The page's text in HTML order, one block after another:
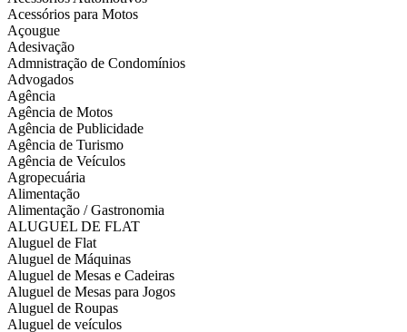
Acessórios para Motos
Açougue
Adesivação
Admnistração de Condomínios
Advogados
Agência
Agência de Motos
Agência de Publicidade
Agência de Turismo
Agência de Veículos
Agropecuária
Alimentação
Alimentação / Gastronomia
ALUGUEL DE FLAT
Aluguel de Flat
Aluguel de Máquinas
Aluguel de Mesas e Cadeiras
Aluguel de Mesas para Jogos
Aluguel de Roupas
Aluguel de veículos